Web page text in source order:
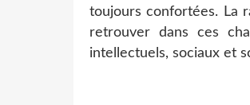
toujours confortées. La
retrouver dans ces
intellectuels, sociaux et